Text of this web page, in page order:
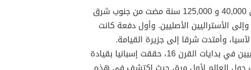
أول قدوم للإنسان لأوقيانوسيا كان ما بين 40,000 و 125,000 سنة مضت من جنوب شرق
الأستراليين الأصليين. وأول دفعة كانت
وأمتدت شرقا إلى جزيرة القيامة.
كان استكشاف أوقيانوسيا من قبل الأوروبيين في بدايات القرن 16، حققت إسبانيا بقيادة